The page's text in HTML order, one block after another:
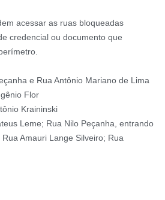
acessar as ruas bloqueadas
credencial ou documento que
e Rua Antônio Mariano de Lima
Flor
Kraininski
Leme; Rua Nilo Peçanha, entrando
Amauri Lange Silveiro; Rua